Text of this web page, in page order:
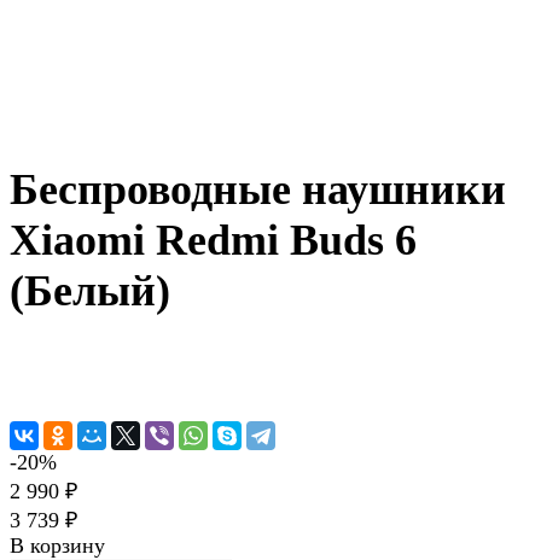
Беспроводные наушники
Xiaomi Redmi Buds 6
(Белый)
-20%
2 990 ₽
3 739 ₽
В корзину